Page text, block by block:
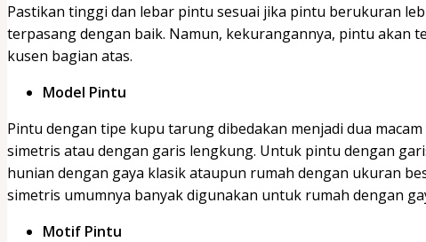
Pastikan tinggi dan lebar pintu sesuai jika pintu berukuran
terpasang dengan baik. Namun, kekurangannya, pintu akan
kusen bagian atas.
Model Pintu
Pintu dengan tipe kupu tarung dibedakan menjadi dua
simetris atau dengan garis lengkung. Untuk pintu dengan
hunian dengan gaya klasik ataupun rumah dengan ukuran
simetris umumnya banyak digunakan untuk rumah dengan
Motif Pintu